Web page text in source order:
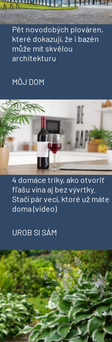
Pět novodobých plováren,
které dokazují, že i bazén
může mít skvělou
architekturu
MÔJ DOM
4 domáce triky, ako otvoriť
fľašu vína aj bez vývrtky.
Stačí pár vecí, ktoré už máte
doma (video)
UROB SI SÁM